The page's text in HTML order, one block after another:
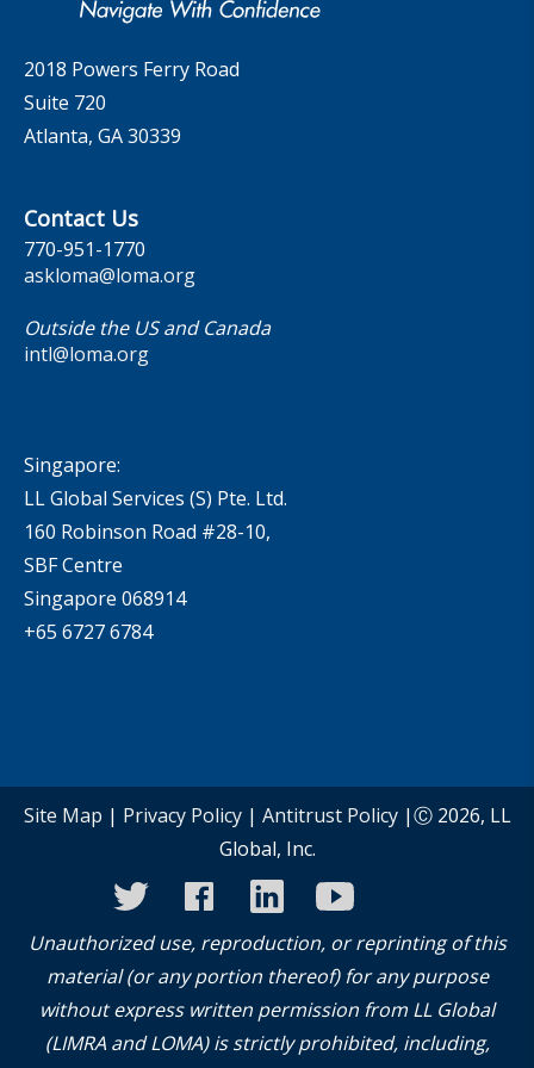
Contact Us
2018 Powers Ferry Road
Suite 720
Atlanta, GA 30339
Contact Us
770-951-1770
askloma@loma.org
Outside the US and Canada
intl@loma.org
Singapore:
LL Global Services (S) Pte. Ltd.
160 Robinson Road #28-10,
SBF Centre
Singapore 068914
+65 6727 6784
Site Map | Privacy Policy| Antitrust Policy|Ⓒ 2026, LL
Global, Inc.
twitter facebooklinkedinyoutube
Unauthorized use, reproduction, or reprinting of this
material (or any portion thereof) for any purpose
without express written permission from LL Global
(LIMRA and LOMA) is strictly prohibited, including,